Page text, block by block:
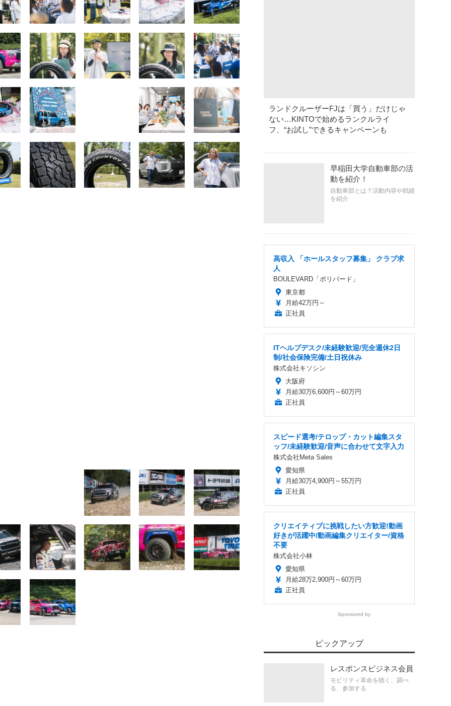
ランドクルーザーFJは「買う」だけじゃ
ない…KINTOで始めるランクルライ
フ、“お試し”できるキャンペーンも
早稲田大学自動車部の活
動を紹介！
自動車部とは？活動内容や戦績
を紹介
高収入 「ホールスタッフ募集」 クラブ求
人
BOULEVARD「ボリバード」
東京都
月給42万円～
正社員
ITヘルプデスク/未経験歓迎/完全週休2日
制/社会保険完備/土日祝休み
株式会社キソシン
大阪府
月給30万6,600円～60万円
正社員
スピード選考/テロップ・カット編集スタ
ッフ/未経験歓迎/音声に合わせて文字入力
株式会社Meta Sales
愛知県
月給30万4,900円～55万円
正社員
クリエイティブに挑戦したい方歓迎!動画
好きが活躍中/動画編集クリエイター/資格
不要
株式会社小林
愛知県
月給28万2,900円～60万円
正社員
Sponsored by
ピックアップ
レスポンスビジネス会員
モビリティ革命を聴く、調べ
る、参加する